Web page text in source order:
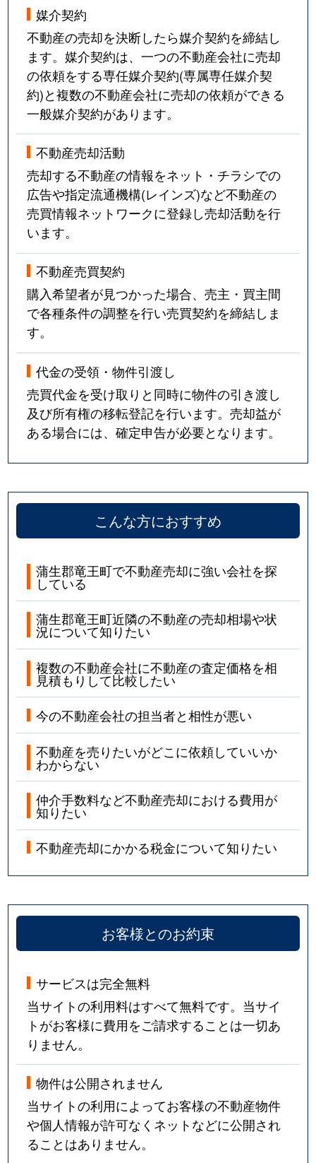
媒介契約
不動産の売却を決断したら媒介契約を締結し
ます。媒介契約は、一つの不動産会社に売却
の依頼をする専任媒介契約(専属専任媒介契
約)と複数の不動産会社に売却の依頼ができる
一般媒介契約があります。
不動産売却活動
売却する不動産の情報をネット・チラシでの
広告や指定流通機構(レインズ)など不動産の
売買情報ネットワークに登録し売却活動を行
います。
不動産売買契約
購入希望者が見つかった場合、売主・買主間
で各種条件の調整を行い売買契約を締結しま
す。
代金の受領・物件引渡し
売買代金を受け取りと同時に物件の引き渡し
及び所有権の移転登記を行います。売却益が
ある場合には、確定申告が必要となります。
こんな方におすすめ
蒲生郡竜王町で不動産売却に強い会社を探
している
蒲生郡竜王町近隣の不動産の売却相場や状
況について知りたい
複数の不動産会社に不動産の査定価格を相
見積もりして比較したい
今の不動産会社の担当者と相性が悪い
不動産を売りたいがどこに依頼していいか
わからない
仲介手数料など不動産売却における費用が
知りたい
不動産売却にかかる税金について知りたい
お客様とのお約束
サービスは完全無料
当サイトの利用料はすべて無料です。当サイ
トがお客様に費用をご請求することは一切あ
りません。
物件は公開されません
当サイトの利用によってお客様の不動産物件
や個人情報が許可なくネットなどに公開され
ることはありません。